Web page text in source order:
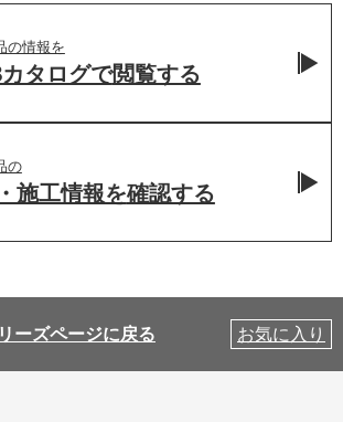
の情報を
タログで閲覧する
の
施工情報を確認する
ーズページに戻る お気に入り